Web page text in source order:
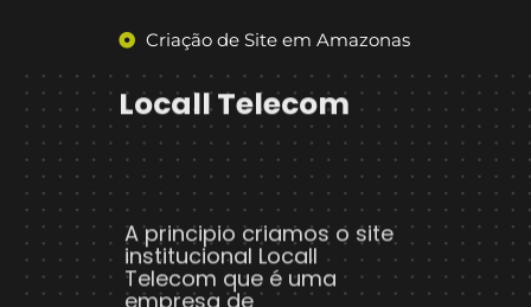
Criação de Site em Amazonas
Locall Telecom
A principio criamos o site
institucional Locall
Telecom que é uma
empresa de
telecomunicações e
oferece conexões de alta
velocidade em todo o